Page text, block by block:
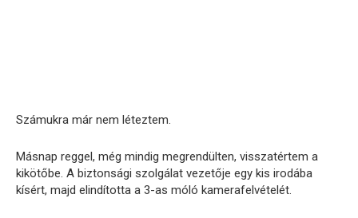
Számukra már nem léteztem.
Másnap reggel, még mindig megrendülten, visszatértem a
kikötőbe. A biztonsági szolgálat vezetője egy kis irodába
kísért, majd elindította a 3-as móló kamerafelvételét.